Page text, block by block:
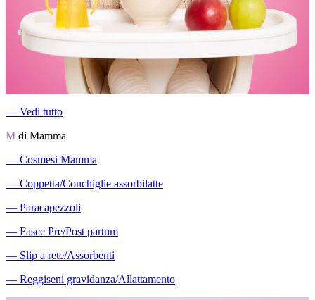
― Vedi tutto
M di Mamma
― Cosmesi Mamma
― Coppetta/Conchiglie assorbilatte
― Paracapezzoli
― Fasce Pre/Post partum
― Slip a rete/Assorbenti
― Reggiseni gravidanza/Allattamento